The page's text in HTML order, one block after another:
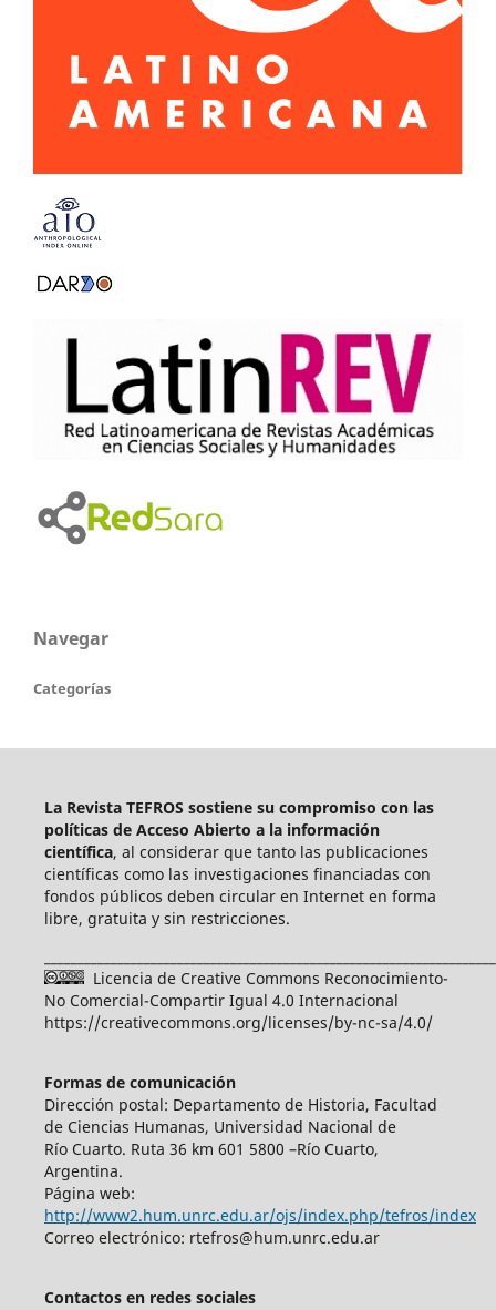
Navegar
Categorías
La Revista TEFROS sostiene su compromiso con las
políticas de Acceso Abierto a la información
científica, al considerar que tanto las publicaciones
científicas como las investigaciones financiadas con
fondos públicos deben circular en Internet en forma
libre, gratuita y sin restricciones.
Licencia de Creative Commons Reconocimiento-
No Comercial-Compartir Igual 4.0 Internacional
https://creativecommons.org/licenses/by-nc-sa/4.0/
Formas de comunicación
Dirección postal: Departamento de Historia, Facultad
de Ciencias Humanas, Universidad Nacional de
Río Cuarto. Ruta 36 km 601 5800 –Río Cuarto,
Argentina.
Página web:
http://www2.hum.unrc.edu.ar/ojs/index.php/tefros/index
Correo electrónico: rtefros@hum.unrc.edu.ar
Contactos en redes sociales